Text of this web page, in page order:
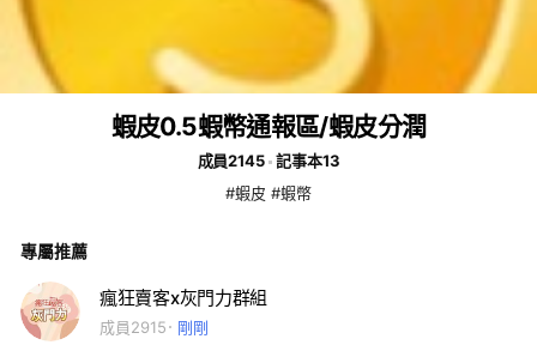
蝦皮0.5蝦幣通報區/蝦皮分潤
成員2145
記事本13
#蝦皮 #蝦幣
專屬推薦
瘋狂賣客x灰門力群組
成員2915 剛剛